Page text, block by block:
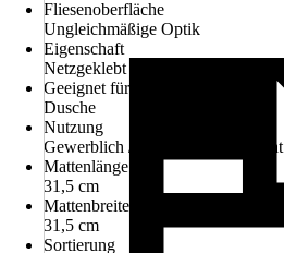
Fliesenoberfläche
Ungleichmäßige Optik
Eigenschaft
Netzgeklebt
Geeignet für
Dusche
Nutzung
Gewerblich / Objektbereich, Privat
Mattenlänge
31,5 cm
Mattenbreite
31,5 cm
Sortierung